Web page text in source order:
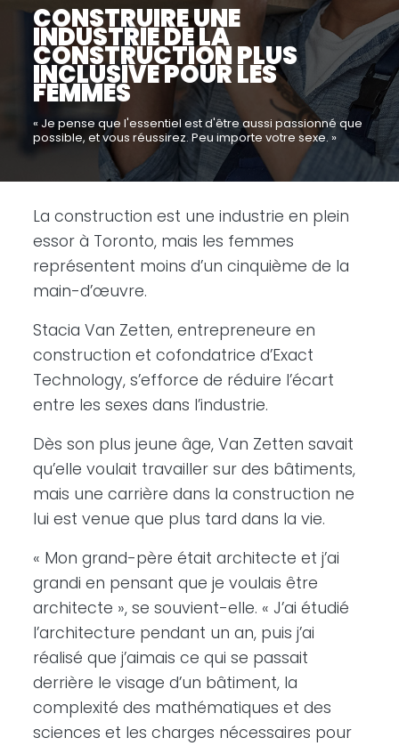
CONSTRUIRE UNE
INDUSTRIE DE LA
CONSTRUCTION PLUS
INCLUSIVE POUR LES
FEMMES
« Je pense que l'essentiel est d'être aussi passionné que
possible, et vous réussirez. Peu importe votre sexe. »
La construction est une industrie en plein
essor à Toronto, mais les femmes
représentent moins d’un cinquième de la
main-d’œuvre.
Stacia Van Zetten, entrepreneure en
construction et cofondatrice d’Exact
Technology, s’efforce de réduire l’écart
entre les sexes dans l’industrie.
Dès son plus jeune âge, Van Zetten savait
qu’elle voulait travailler sur des bâtiments,
mais une carrière dans la construction ne
lui est venue que plus tard dans la vie.
« Mon grand-père était architecte et j’ai
grandi en pensant que je voulais être
architecte », se souvient-elle. « J’ai étudié
l’architecture pendant un an, puis j’ai
réalisé que j’aimais ce qui se passait
derrière le visage d’un bâtiment, la
complexité des mathématiques et des
sciences et les charges nécessaires pour